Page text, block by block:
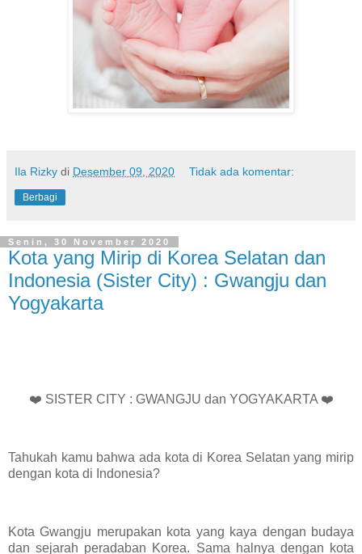
Ila Rizky di Desember 09, 2020 Tidak ada komentar:
Berbagi
Senin, 30 November 2020
Kota yang Mirip di Korea Selatan dan
Indonesia (Sister City) : Gwangju dan
Yogyakarta
❤️ SISTER CITY : GWANGJU dan YOGYAKARTA ❤️
Tahukah kamu bahwa ada kota di Korea Selatan yang mirip
dengan kota di Indonesia?
Kota Gwangju merupakan kota yang kaya dengan budaya
dan sejarah peradaban Korea. Sama halnya dengan kota